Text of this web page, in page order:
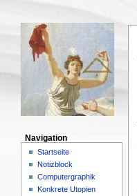
Navigation
Startseite
Notizblock
Computergraphik
Konkrete Utopien